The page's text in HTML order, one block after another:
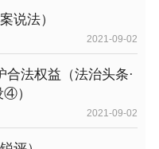
说法）
2021-09-02
合法权益（法治头条·
）
2021-09-02